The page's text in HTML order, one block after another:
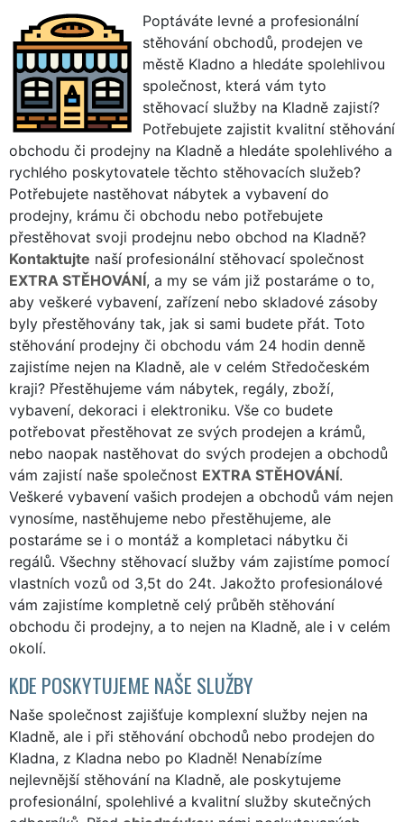
Poptáváte levné a profesionální
stěhování obchodů, prodejen ve
městě Kladno a hledáte spolehlivou
společnost, která vám tyto
stěhovací služby na Kladně zajistí?
Potřebujete zajistit kvalitní stěhování
obchodu či prodejny na Kladně a hledáte spolehlivého a
rychlého poskytovatele těchto stěhovacích služeb?
Potřebujete nastěhovat nábytek a vybavení do
prodejny, krámu či obchodu nebo potřebujete
přestěhovat svoji prodejnu nebo obchod na Kladně?
Kontaktujte naší profesionální stěhovací společnost
EXTRA STĚHOVÁNÍ, a my se vám již postaráme o to,
aby veškeré vybavení, zařízení nebo skladové zásoby
byly přestěhovány tak, jak si sami budete přát. Toto
stěhování prodejny či obchodu vám 24 hodin denně
zajistíme nejen na Kladně, ale v celém Středočeském
kraji? Přestěhujeme vám nábytek, regály, zboží,
vybavení, dekoraci i elektroniku. Vše co budete
potřebovat přestěhovat ze svých prodejen a krámů,
nebo naopak nastěhovat do svých prodejen a obchodů
vám zajistí naše společnost EXTRA STĚHOVÁNÍ.
Veškeré vybavení vašich prodejen a obchodů vám nejen
vynosíme, nastěhujeme nebo přestěhujeme, ale
postaráme se i o montáž a kompletaci nábytku či
regálů. Všechny stěhovací služby vám zajistíme pomocí
vlastních vozů od 3,5t do 24t. Jakožto profesionálové
vám zajistíme kompletně celý průběh stěhování
obchodu či prodejny, a to nejen na Kladně, ale i v celém
okolí.
KDE POSKYTUJEME NAŠE SLUŽBY
Naše společnost zajišťuje komplexní služby nejen na
Kladně, ale i při stěhování obchodů nebo prodejen do
Kladna, z Kladna nebo po Kladně! Nenabízíme
nejlevnější stěhování na Kladně, ale poskytujeme
profesionální, spolehlivé a kvalitní služby skutečných